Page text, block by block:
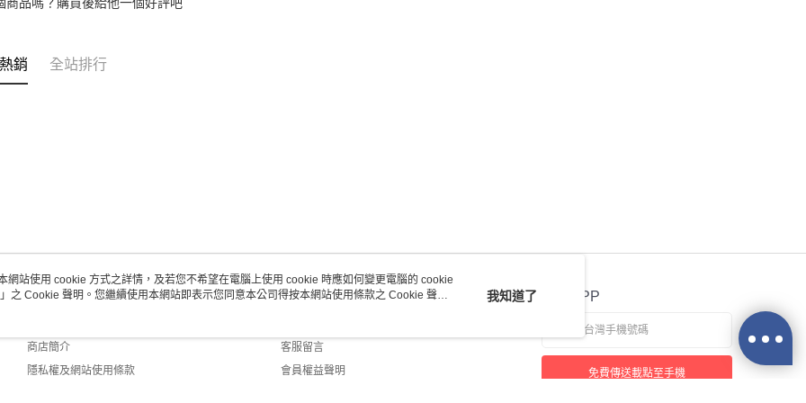
銷 全站排行
關於我們
商店簡介
隱私權及網站使用條款
客服資訊
客服留言
會員權益聲明
官方APP
免費傳送載點至手機
網站使用 cookie 方式之詳情，及若您不希望在電腦上使用 cookie 時應如何變更電腦的 cookie
」之 Cookie 聲明。您繼續使用本網站即表示您同意本公司得按本網站使用條款之 Cookie 聲明
我知道了